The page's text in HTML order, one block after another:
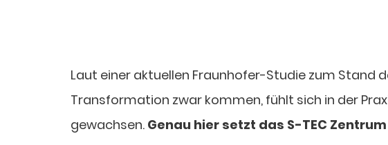
Laut einer aktuellen Fraunhofer-Studie zum Stand
Transformation zwar kommen, fühlt sich in der
gewachsen. Genau hier setzt das S-TEC